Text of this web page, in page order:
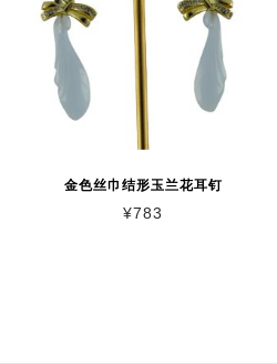
金色丝巾结形玉兰花耳钉
¥783